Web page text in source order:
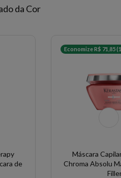
conforme a condição dos
de dados das lojas
da Cor
de
Economize R$ 71,85
Máscara
Chroma Absolu